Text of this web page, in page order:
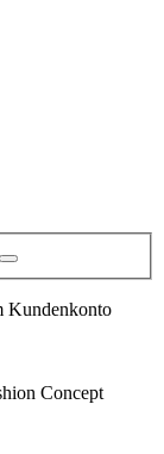
Kundenkonto